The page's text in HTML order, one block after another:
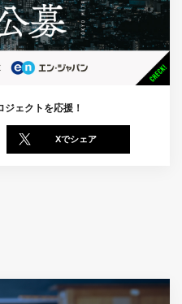
ェクトを応援！
Xでシェア